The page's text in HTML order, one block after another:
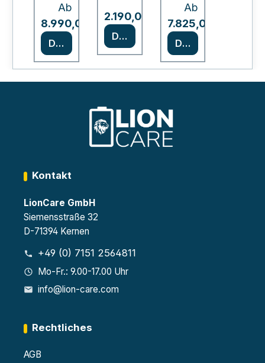
Bran
dmel
dete
chnik
nach
Ausf
ühru
ß EN
1447
32
Stec
kdos
en á
230
V
Ab
8.990,00 €
Details
rank­
türen
18
Stec
höhe
nver
Regulärer Preis:
2.190,00 €
Details
tem
Nach
VDM
A
2499
4
Ab
7.825,00 €
Details
Kontakt
LionCare GmbH
Siemensstraße 32
D-71394 Kernen
+49 (0) 7151 2564811
Mo-Fr.: 9.00-17.00 Uhr
info@lion-care.com
Rechtliches
AGB